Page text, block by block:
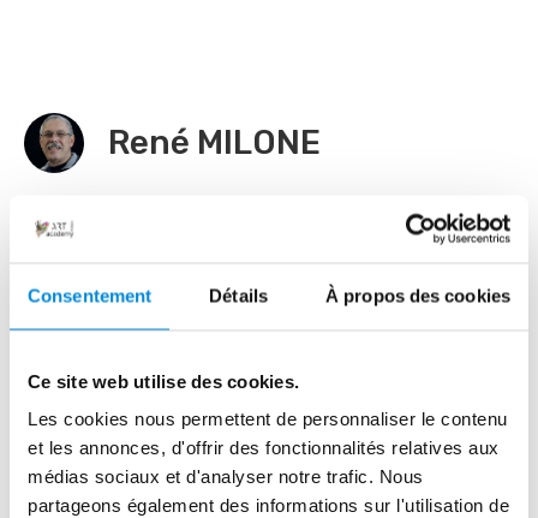
Consentement Détails À propos des cookies
Ce site web utilise des cookies.
Les cookies nous permettent de personnaliser le contenu
et les annonces, d'offrir des fonctionnalités relatives aux
médias sociaux et d'analyser notre trafic. Nous
partageons également des informations sur l'utilisation de
René MILONE
17 commentaires
Email *